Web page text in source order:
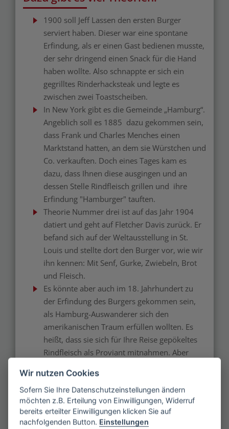
1900 soll Jeff Lassen den ersten Burger
serviert haben. Dieser war eine spontane
Erfindung, als er einen Gast bedienen musste,
der sehr dringend einen Snack für die Hand
haben wollte. Also schnappte er sich ein
gegrilltes Rinderhacksteak und legte es
zwischen zwei Toastscheiben.
In New York gibt es die Gemeinde „Hamburg“.
Angeblich soll es 1885 dazu gekommen sein,
dass Frank und Charles Menches einen
Marktstand hatten, an dem sie Würstchen und
Co. verkauften. Doch eines Tages kam es
dazu, dass Ihnen diese ausgingen und an
dessen Stelle Rindfleisch grillen und ihre
Erfindung "Hamburger" tauften.
Theorie Nummer drei ist auf das Jahr 1904
datiert und geht auf Fletcher Davis zurück. Er
befand sich auf der Weltausstellung in St.
Louis und stellte dort den Burger vor, wie wir
ihn kennen: Mit Senf, Gurke, Zwiebeln, Brot
und Fleisch.
Es könnte aber auch im 18. Jahrhundert zu
der Erfindung des Burgers gekommen sein,
als Hamburg-Auswanderer sich den
amerikanischen Traum erfüllen wollten. Es
heißt, dass sie sich für Ihre Reise gepökeltes
Rindfleisch als Proviant mitnahmen. Aber
wie es von den Hafenarbeitern gerne
gegessen wurde, könnte die Idee zum
Hamburger gewesen sein.
Wie bereits erwähnt, muss sich wohl jeder von
Wir nutzen Cookies
Sofern Sie Ihre Datenschutzeinstellungen ändern
möchten z.B. Erteilung von Einwilligungen, Widerruf
bereits erteilter Einwilligungen klicken Sie auf
nachfolgenden Button. Einstellungen